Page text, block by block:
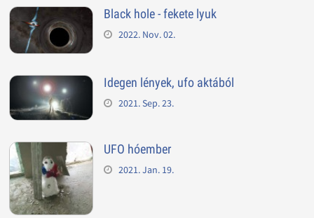
Black hole - fekete lyuk
2022. Nov. 02.
Idegen lények, ufo aktából
2021. Sep. 23.
UFO hóember
2021. Jan. 19.